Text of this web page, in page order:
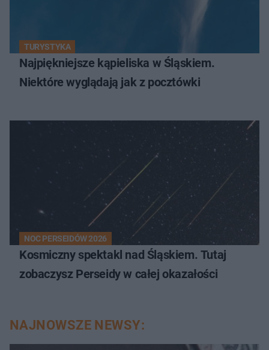
TURYSTYKA
Najpiękniejsze kąpieliska w Śląskiem.
Niektóre wyglądają jak z pocztówki
NOC PERSEIDÓW 2026
Kosmiczny spektakl nad Śląskiem. Tutaj
zobaczysz Perseidy w całej okazałości
NAJNOWSZE NEWSY: